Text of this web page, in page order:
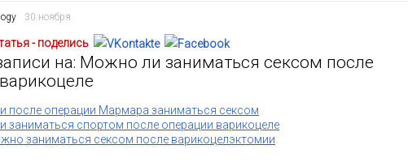
30 ноября
- поделись
на: Можно ли заниматься сексом после
после операции Мармара заниматься сексом
заниматься спортом после операции варикоцеле
заниматься сексом после варикоцелэктомии